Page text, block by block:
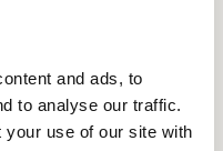
and ads, to
to analyse our traffic.
your use of our site with
veste pratique et
zippée, une
,deux poches reposes
poches